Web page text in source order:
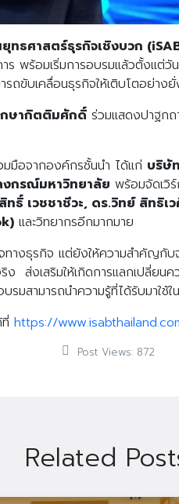
Search
for:
ทธศาสตร์ธุรกิจเชิงบวก (
าร พร้อมเริ่มการอบรมแล้วตั้งแ
รถขับเคลื่อนธุรกิจให้เติบโตอย่า
กษากิตติมศักดิ์ ร่วมแสดงปาฐก
มือจากองค์กรชั้นนำ ได้แก่ บริษั
งกรณ์มหาวิทยาลัย พร้อมจัดเวิ
ธิ์ เวชชาชีวะ, ดร.วิทย์ สิทธิเ
และวิทยากรอีกมากมาย
างธุรกิจ แต่ยังให้ความสำคัญกั
ง ส่งเสริมให้เกิดการแลกเปลี่ย
มสามารถนำความรู้ที่ได้รับมาใช้
https://
Post Views: 872
Related